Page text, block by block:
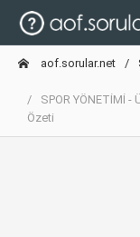
aof.sorular.net
SPOR YÖNETİMİ
Özeti